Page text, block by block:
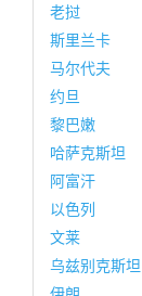
老挝
斯里兰卡
马尔代夫
约旦
黎巴嫩
哈萨克斯坦
阿富汗
以色列
文莱
乌兹别克斯坦